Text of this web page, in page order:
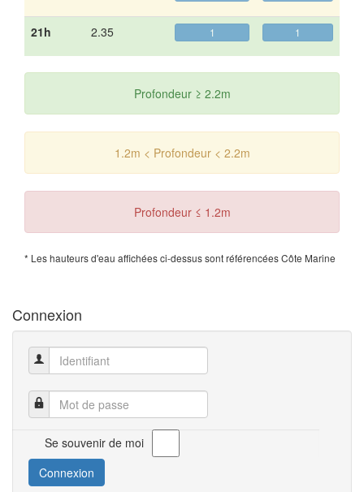
21h 2.35 1 1
Profondeur ≥ 2.2m
1.2m < Profondeur < 2.2m
Profondeur ≤ 1.2m
* Les hauteurs d'eau affichées ci-dessus sont référencées Côte Marine
Connexion
Identifiant
Mot de passe
Se souvenir de moi
Connexion